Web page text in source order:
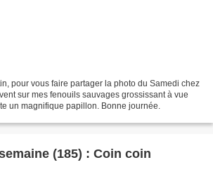
pour vous faire partager la photo du Samedi chez
sur mes fenouils sauvages grossissant à vue
un magnifique papillon. Bonne journée.
(185) : Coin coin